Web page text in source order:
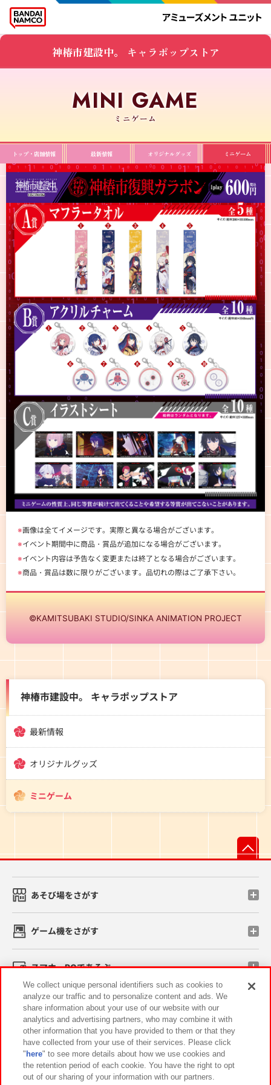
神椿市建設中。 キャラポップストア
ミニゲーム
トップ・店舗情報 最新情報 オリジナルグッズ ミニゲーム
※画像は全てイメージです。実際と異なる場合がございます。
※イベント期間中に商品・賞品が追加になる場合がございます。
※イベント内容は予告なく変更または終了となる場合がございます。
※商品・賞品は数に限りがございます。品切れの際はご了承下さい。
©KAMITSUBAKI STUDIO/SINKA ANIMATION PROJECT
神椿市建設中。 キャラポップストア
最新情報
オリジナルグッズ
ミニゲーム
あそび場をさがす
ゲーム機をさがす
スマホ・PCであそぶ
イベント・キャンペーン
関連会社 サステナビリティ サイトポリシー
プライバシーポリシー ウェブアクセシビリティ方針と検証結果
We collect unique personal identifiers such as cookies to
analyze our traffic and to personalize content and ads. We
share information about your use of our website with our
analytics and advertising partners, who may combine it with
other information that you have provided to them or that they
have collected from your use of their services. Please click
" here" to see more details about how we use cookies and
the retention period of each cookie. You have the right to opt
out of our sharing of your information with our partners.